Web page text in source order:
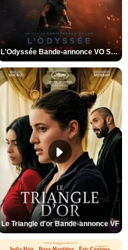
L'Odyssée Bande-annonce VO STFR
Le Triangle d'or Bande-annonce VF